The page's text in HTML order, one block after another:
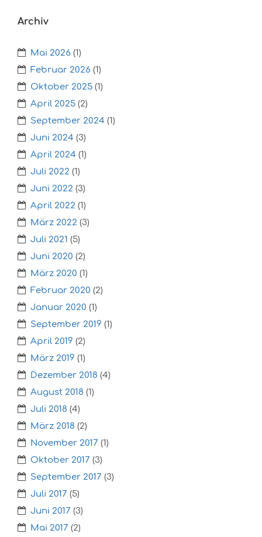
Archiv
Mai 2026 (1)
Februar 2026 (1)
Oktober 2025 (1)
April 2025 (2)
September 2024 (1)
Juni 2024 (3)
April 2024 (1)
Juli 2022 (1)
Juni 2022 (3)
April 2022 (1)
März 2022 (3)
Juli 2021 (5)
Juni 2020 (2)
März 2020 (1)
Februar 2020 (2)
Januar 2020 (1)
September 2019 (1)
April 2019 (2)
März 2019 (1)
Dezember 2018 (4)
August 2018 (1)
Juli 2018 (4)
März 2018 (2)
November 2017 (1)
Oktober 2017 (3)
September 2017 (3)
Juli 2017 (5)
Juni 2017 (3)
Mai 2017 (2)